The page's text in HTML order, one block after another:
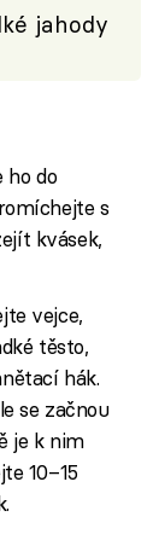
jahody
ho do
s
kvásek,
vejce,
těsto,
hák.
se začnou
je k nim
10–15